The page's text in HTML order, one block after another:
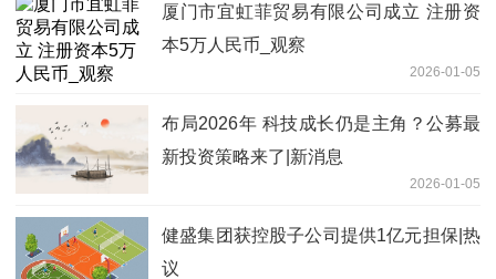
厦门市宜虹菲贸易有限公司成立 注册资
本5万人民币_观察
2026-01-05
布局2026年 科技成长仍是主角？公募最
新投资策略来了|新消息
2026-01-05
健盛集团获控股子公司提供1亿元担保|热
议